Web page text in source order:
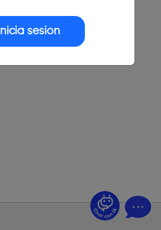
Inicia sesión